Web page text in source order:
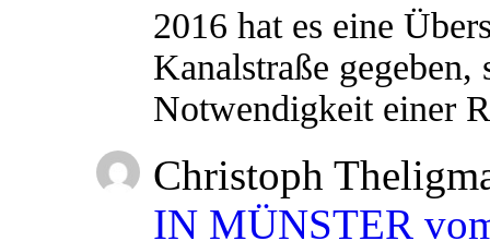
2016 hat es eine
Kanalstraße
Notwendigkeit einer
Christoph
IN MÜNSTER